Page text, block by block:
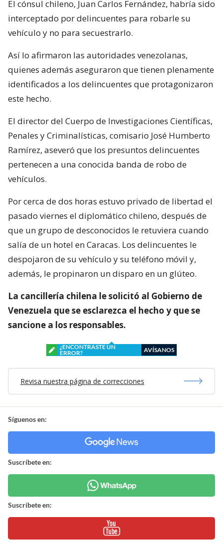
El cónsul chileno, Juan Carlos Fernández, habría sido
interceptado por delincuentes para robarle su
vehículo y no para secuestrarlo.
Así lo afirmaron las autoridades venezolanas,
quienes además aseguraron que tienen plenamente
identificados a los delincuentes que protagonizaron
este hecho.
El director del Cuerpo de Investigaciones Científicas,
Penales y Criminalísticas, comisario José Humberto
Ramírez, aseveró que los presuntos delincuentes
pertenecen a una conocida banda de robo de
vehículos.
Por cerca de dos horas estuvo privado de libertad el
pasado viernes el diplomático chileno, después de
que un grupo de desconocidos le retuviera cuando
salía de un hotel en Caracas. Los delincuentes le
despojaron de su vehículo y su teléfono móvil y,
además, le propinaron un disparo en un glúteo.
La cancillería chilena le solicitó al Gobierno de
Venezuela que se esclarezca el hecho y que se
sancione a los responsables.
¿ENCONTRASTE UN
ERROR?
AVÍSANOS
Revisa nuestra página de correcciones
Síguenos en:
Suscríbete en:
Suscríbete en: